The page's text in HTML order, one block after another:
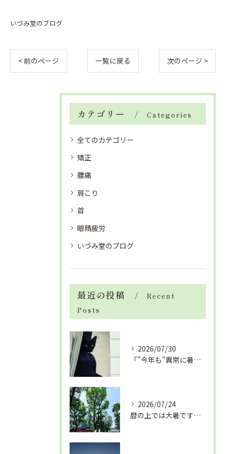
いづみ堂のブログ
< 前のページ 一覧に戻る 次のページ >
カテゴリー Categories
全てのカテゴリー
矯正
腰痛
肩こり
首
眼精疲労
いづみ堂のブログ
最近の投稿
Recent
Posts
2026/07/30
「”今年も”異常に暑い夏」酷暑+冷房＝夏風邪、腰痛、ひざの痛...
2026/07/24
暦の上では大暑です！腰痛や肩こりから来る頭痛